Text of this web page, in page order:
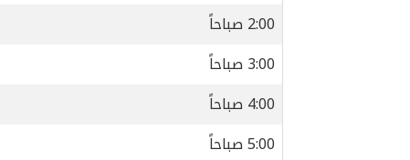
2:00 صباحاً
3:00 صباحاً
4:00 صباحاً
5:00 صباحاً